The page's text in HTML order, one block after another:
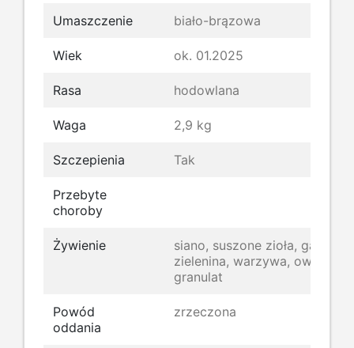
Umaszczenie biało-brązowa
Wiek ok. 01.2025
Rasa hodowlana
Waga 2,9 kg
Szczepienia Tak
Przebyte
choroby
Żywienie
siano, suszone zioła, gałązki,
zielenina, warzywa, owoce,
granulat
Powód
oddania
zrzeczona